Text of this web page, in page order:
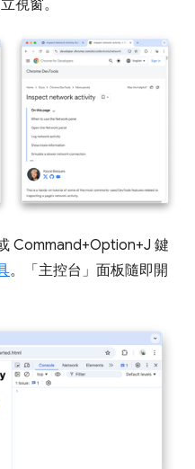
視窗。
Command+Option+J 鍵
。「主控台」 面板隨即開